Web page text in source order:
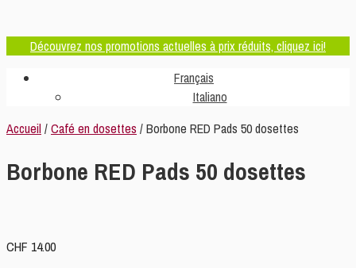
Découvrez nos promotions actuelles à prix réduits, cliquez ici!
Français
Italiano
Accueil/Café en dosettes / Borbone RED Pads 50 dosettes
Borbone RED Pads 50 dosettes
CHF 14.00